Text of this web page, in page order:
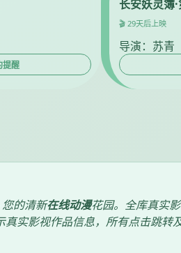
提醒
长安妖灵簿
🎬 29天后上映
导演：苏青
的清新在线动漫花园。全库真实
真实影视作品信息，所有点击跳